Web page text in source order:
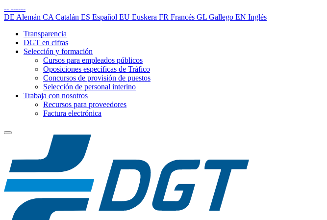
-- ------
DE Alemán CA Catalán ES Español EU Euskera FR Francés GL Gallego EN Inglés
Transparencia
DGT en cifras
Selección y formación
Cursos para empleados públicos
Oposiciones específicas de Tráfico
Concursos de provisión de puestos
Selección de personal interino
Trabaja con nosotros
Recursos para proveedores
Factura electrónica